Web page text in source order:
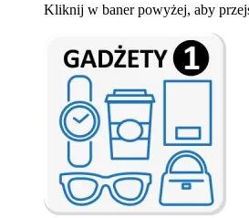
Kliknij w baner powyżej, aby